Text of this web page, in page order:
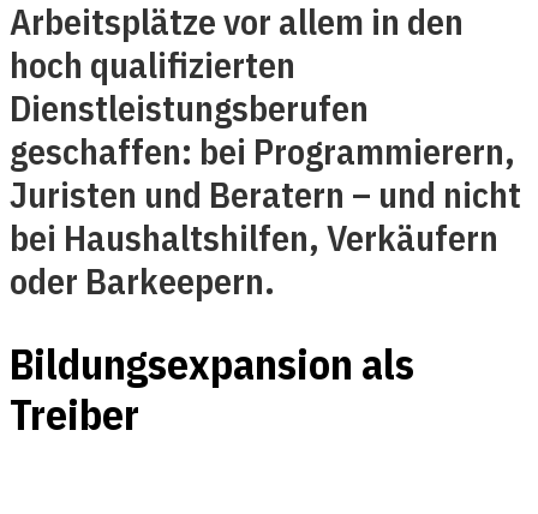
Arbeitsplätze vor allem in den
hoch qualifizierten
Dienstleistungsberufen
geschaffen: bei Programmierern,
Juristen und Beratern – und nicht
bei Haushaltshilfen, Verkäufern
oder Barkeepern.
Bildungsexpansion als
Treiber